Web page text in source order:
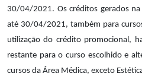
30/04/2021. Os créditos gerados
até 30/04/2021, também para
utilização do crédito promocional,
restante para o curso escolhido e
cursos da Área Médica, exceto